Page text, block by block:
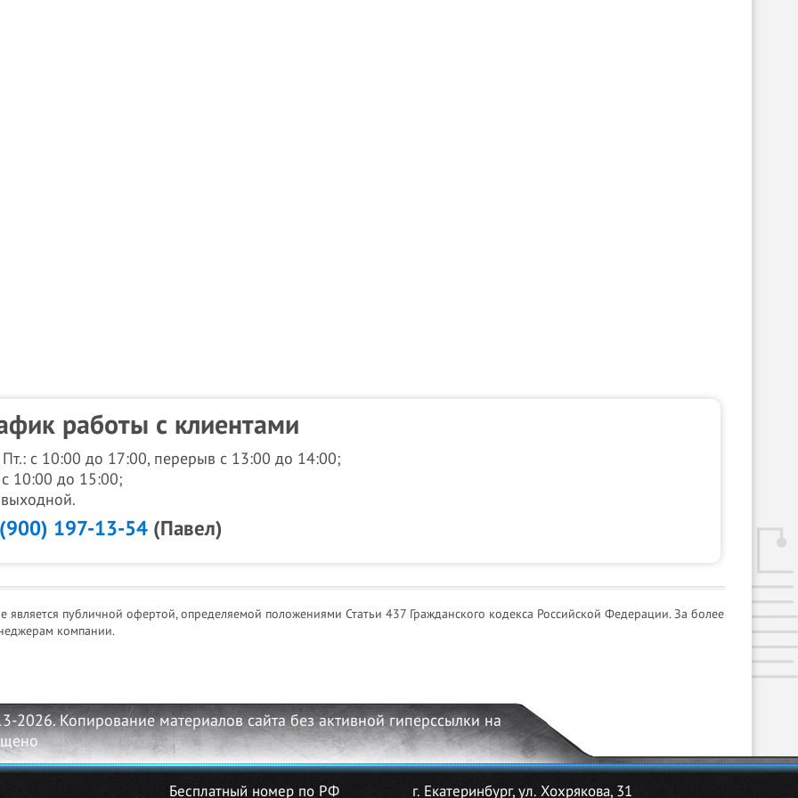
работы с клиентами
Пт.: с 10:00 до 17:00, перерыв с 13:00 до 14:00;
10:00 до 15:00;
197-13-54 (Павел)
публичной офертой, определяемой положениями Статьи 437 Гражданского кодекса Российской Федерации. За более
компании.
2026. Копирование материалов сайта без активной гиперссылки на
Бесплатный номер по РФ г. Екатеринбург, ул. Хохрякова, 31